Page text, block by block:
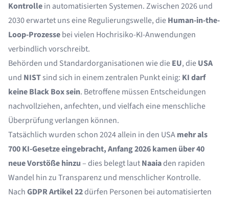
Kontrollein automatisierten Systemen. Zwischen 2026 und
2030 erwartet uns eine Regulierungswelle, dieHuman-in-the-
Loop-Prozessebei vielen Hochrisiko-KI-Anwendungen
verbindlich vorschreibt.
Behörden und Standardorganisationen wie dieEU, dieUSA
und NISTsind sich in einem zentralen Punkt einig: KI darf
keine Black Box sein. Betroffene müssen Entscheidungen
nachvollziehen, anfechten, und vielfach eine menschliche
Überprüfung verlangen können.
Tatsächlich wurden schon 2024 allein in den USAmehr als
700 KI-Gesetze eingebracht, Anfang 2026 kamen über 40
neue Vorstöße hinzu– dies belegt lautNaaiaden rapiden
Wandel hin zu Transparenz und menschlicher Kontrolle.
NachGDPR Artikel 22dürfen Personen bei automatisierten